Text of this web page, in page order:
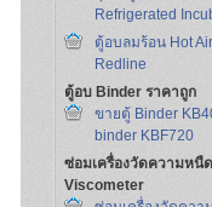
Refrigerated
ตู้อบลมร้อน Hot
Redline
ตู้อบ Binder ราคาถูก
ขายตู้ Binder
binder KBF720
ซ่อมเครื่องวัดความหนืด
Viscometer